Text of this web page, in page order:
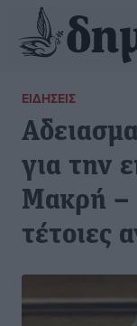
ΕΙΔΉΣΕΙΣ
για την
Μακρή –
τέτοιες